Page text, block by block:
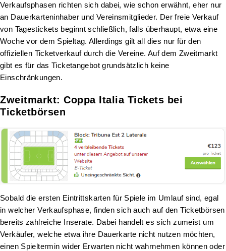
Verkaufsphasen richten sich dabei, wie schon erwähnt, eher nur
an Dauerkarteninhaber und Vereinsmitglieder. Der freie Verkauf
von Tagestickets beginnt schließlich, falls überhaupt, etwa eine
Woche vor dem Spieltag. Allerdings gilt all dies nur für den
offiziellen Ticketverkauf durch die Vereine. Auf dem Zweitmarkt
gibt es für das Ticketangebot grundsätzlich keine
Einschränkungen.
Zweitmarkt: Coppa Italia Tickets bei
Ticketbörsen
Sobald die ersten Eintrittskarten für Spiele im Umlauf sind, egal
in welcher Verkaufsphase, finden sich auch auf den Ticketbörsen
bereits zahlreiche Inserate. Dabei handelt es sich zumeist um
Verkäufer, welche etwa ihre Dauerkarte nicht nutzen möchten,
einen Spieltermin wider Erwarten nicht wahrnehmen können oder